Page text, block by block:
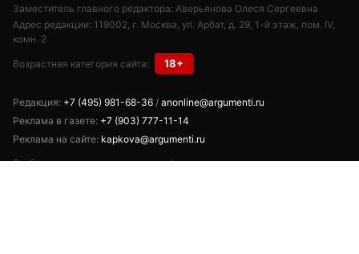
Заместитель главного редактора: Аверьянова Олеся Сергеевна
Адрес редакции: 119002, г. Москва, ул. Арбат, д. 29, 1-й этаж, пом. IV,
комн. 2
Возрастная категория сайта: 18+
Редакция: +7 (495) 981-68-36 / anonline@argumenti.ru
Реклама в газете: +7 (903) 777-11-14
Реклама на сайте: kapkova@argumenti.ru
Свободное использование текстов, фото и видеоматериалов допускается